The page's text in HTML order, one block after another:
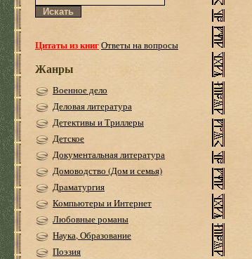
Цитаты из книгОтветы на вопросы
Жанры
Военное дело
Деловая литература
Детективы и Триллеры
Детское
Документальная литература
Домоводство (Дом и семья)
Драматургия
Компьютеры и Интернет
Любовные романы
Наука, Образование
Поэзия